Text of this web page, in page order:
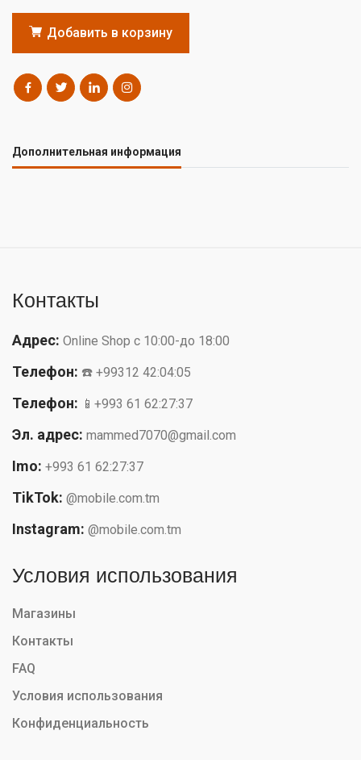
Добавить в корзину
Дополнительная информация
Контакты
Адрес: Online Shop с 10:00-до 18:00
Телефон: ☎️ +99312 42:04:05
Телефон: 📱+993 61 62:27:37
Эл. адрес: mammed7070@gmail.com
Imo: +993 61 62:27:37
TikTok: @mobile.com.tm
Instagram: @mobile.com.tm
Условия использования
Магазины
Контакты
FAQ
Условия использования
Конфиденциальность